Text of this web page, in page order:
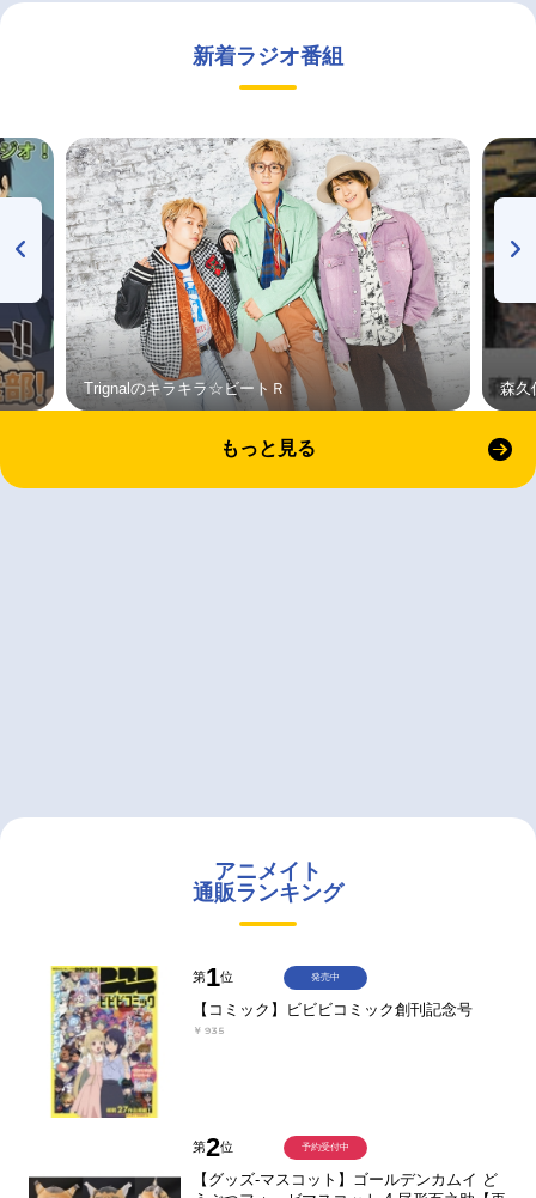
新着ラジオ番組
Trignalのキラキラ☆ビートＲ 森久
もっと見る
アニメイト
通販ランキング
第1位
【コミック】ビビビコミック創刊記念号
￥935
発売中
第2位
【グッズ-マスコット】ゴールデンカムイ ど
予約受付中